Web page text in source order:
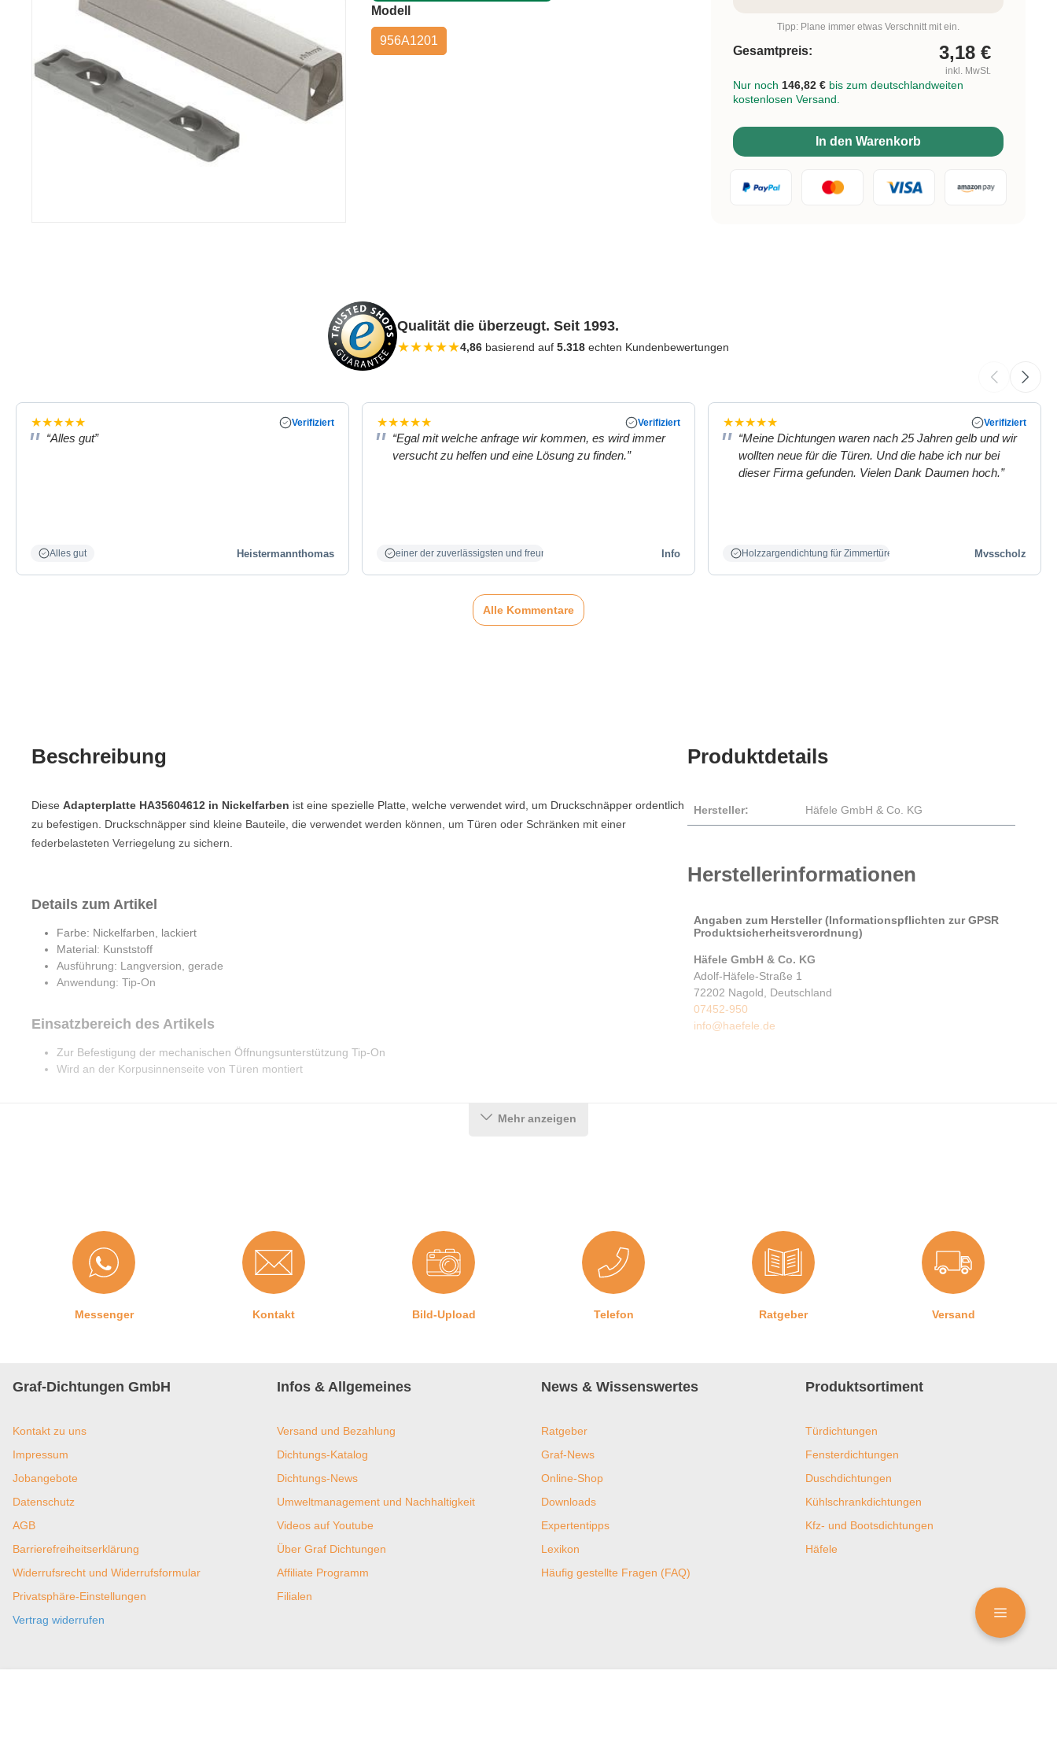
Modell auswählen
956A1201
Tipp: Plane immer etwas Verschnitt mit ein.
Gesamtpreis: 3,18 €
inkl. MwSt.
Nur noch 146,82 € bis zum deutschlandweiten
kostenlosen Versand.
In den Warenkorb
Qualität die überzeugt. Seit 1993.
★★★★★4,86 basierend auf 5.318 echten Kundenbewertungen
★★★★★ Verifiziert
“Alles gut”
Alles gut Heistermannthomas
★★★★★ Verifiziert
“Egal mit welche anfrage wir kommen, es wird immer
versucht zu helfen und eine Lösung zu finden.”
einer der zuverlässigsten und freundlichsten Partner Info
★★★★★ Verifiziert
“Meine Dichtungen waren nach 25 Jahren gelb und wir
wollten neue für die Türen. Und die habe ich nur bei
dieser Firma gefunden. Vielen Dank Daumen hoch.”
Holzzargendichtung für Zimmertüren weiß. Mvsscholz
Alle Kommentare
Beschreibung
Diese Adapterplatte HA35604612 in Nickelfarben ist eine spezielle Platte, welche verwendet wird, um Druckschnäpper ordentlich
zu befestigen. Druckschnäpper sind kleine Bauteile, die verwendet werden können, um Türen oder Schränken mit einer
federbelasteten Verriegelung zu sichern.
Details zum Artikel
Farbe: Nickelfarben, lackiert
Material: Kunststoff
Ausführung: Langversion, gerade
Anwendung: Tip-On
Einsatzbereich des Artikels
Zur Befestigung der mechanischen Öffnungsunterstützung Tip-On
Wird an der Korpusinnenseite von Türen montiert
Produktdetails
Hersteller: Häfele GmbH & Co. KG
Herstellerinformationen
Angaben zum Hersteller (Informationspflichten zur GPSR
Produktsicherheitsverordnung)
Häfele GmbH & Co. KG
Adolf-Häfele-Straße 1
72202 Nagold, Deutschland
07452-950
info@haefele.de
Mehr anzeigen
Messenger Kontakt Bild-Upload Telefon Ratgeber Versand
Graf-Dichtungen GmbH
Kontakt zu uns
Impressum
Jobangebote
Datenschutz
AGB
Barrierefreiheitserklärung
Widerrufsrecht und Widerrufsformular
Privatsphäre-Einstellungen
Vertrag widerrufen
Infos & Allgemeines
Versand und Bezahlung
Dichtungs-Katalog
Dichtungs-News
Umweltmanagement und Nachhaltigkeit
Videos auf Youtube
Über Graf Dichtungen
Affiliate Programm
Filialen
News & Wissenswertes
Ratgeber
Graf-News
Online-Shop
Downloads
Expertentipps
Lexikon
Häufig gestellte Fragen (FAQ)
Produktsortiment
Türdichtungen
Fensterdichtungen
Duschdichtungen
Kühlschrankdichtungen
Kfz- und Bootsdichtungen
Häfele